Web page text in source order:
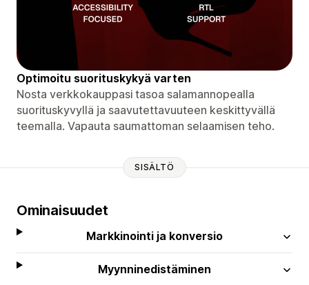
Optimoitu suorituskykyä varten
Nosta verkkokauppasi tasoa salamannopealla
suorituskyvyllä ja saavutettavuuteen keskittyvällä
teemalla. Vapauta saumattoman selaamisen teho.
SISÄLTÖ
Ominaisuudet
Markkinointi ja konversio
Myynninedistäminen